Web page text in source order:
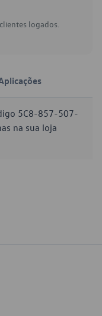
logados.
5C8-857-507-
na sua loja